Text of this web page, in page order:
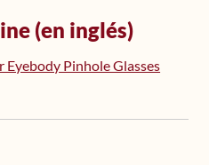
(en inglés)
Pinhole Glasses